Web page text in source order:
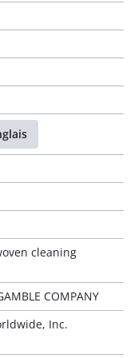
cleaning
COMPANY
Inc.